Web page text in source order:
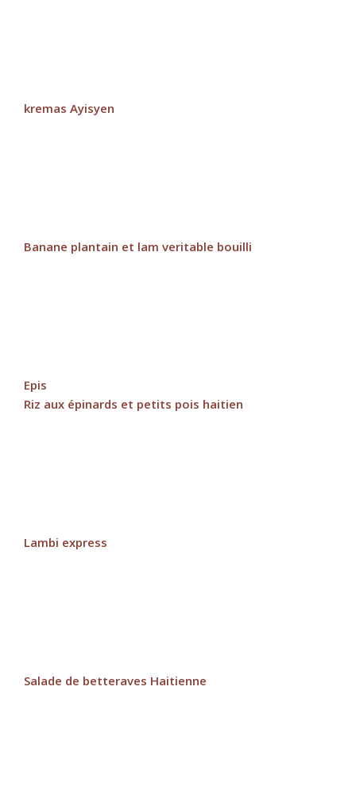
kremas Ayisyen
Banane plantain et lam veritable bouilli
Epis
Riz aux épinards et petits pois haitien
Lambi express
Salade de betteraves Haitienne